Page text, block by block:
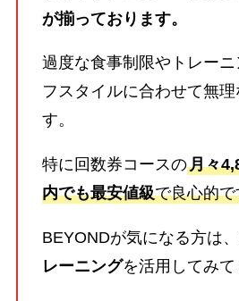
が揃っております。
過度な食事制限やトレー
フスタイルに合わせて無
す。
特に回数券コースの月々
内でも最安値級で良心的で
BEYONDが気になる方は
レーニングを活用してみて